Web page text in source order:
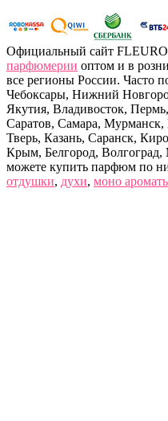
Официальный сайт
парфюмерии оптом и в
все регионы России. Часто
Чебоксары, Нижний
Якутия, Владивосток,
Саратов, Самара, Мурманск,
Тверь, Казань, Саранск,
Крым, Белгород, Волгоград,
можете купить парфюм по
отдушки, духи, моно